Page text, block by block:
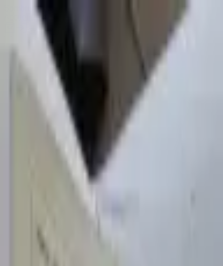
Sombrero75
Catalogue
Connexion